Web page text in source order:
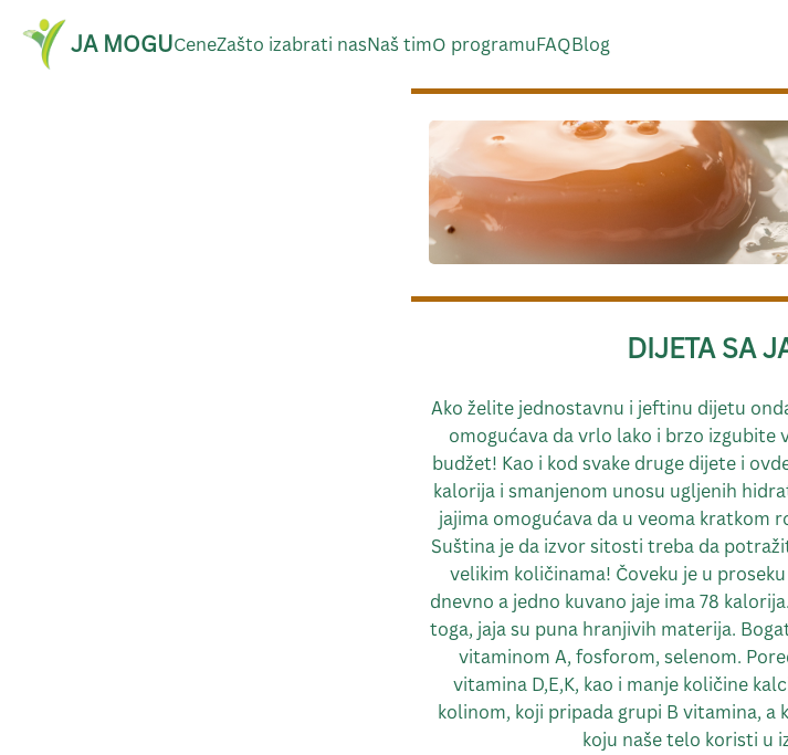
JA MOGUCeneZašto izabrati nasNaš timO programuFAQBlog
DIJETA SA
Ako želite jednostavnu i jeftinu dijetu
omogućava da vrlo lako i brzo izgubite
budžet! Kao i kod svake druge dijete i
kalorija i smanjenom unosu ugljenih
jajima omogućava da u veoma kratkom
Suština je da izvor sitosti treba da
velikim količinama! Čoveku je u
dnevno a jedno kuvano jaje ima 78
toga, jaja su puna hranjivih materija.
vitaminom A, fosforom, selenom.
vitamina D,E,K, kao i manje količine
kolinom, koji pripada grupi B vitamina, a
koju naše telo koristi u